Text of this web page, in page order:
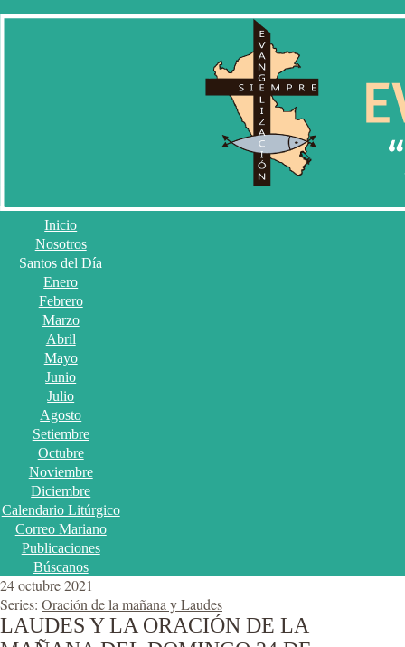
Inicio
Nosotros
Santos del Día
Enero
Febrero
Marzo
Abril
Mayo
Junio
Julio
Agosto
Setiembre
Octubre
Noviembre
Diciembre
Calendario Litúrgico
Correo Mariano
Publicaciones
Búscanos
24 octubre 2021
Series: Oración de la mañana y Laudes
LAUDES Y LA ORACIÓN DE LA